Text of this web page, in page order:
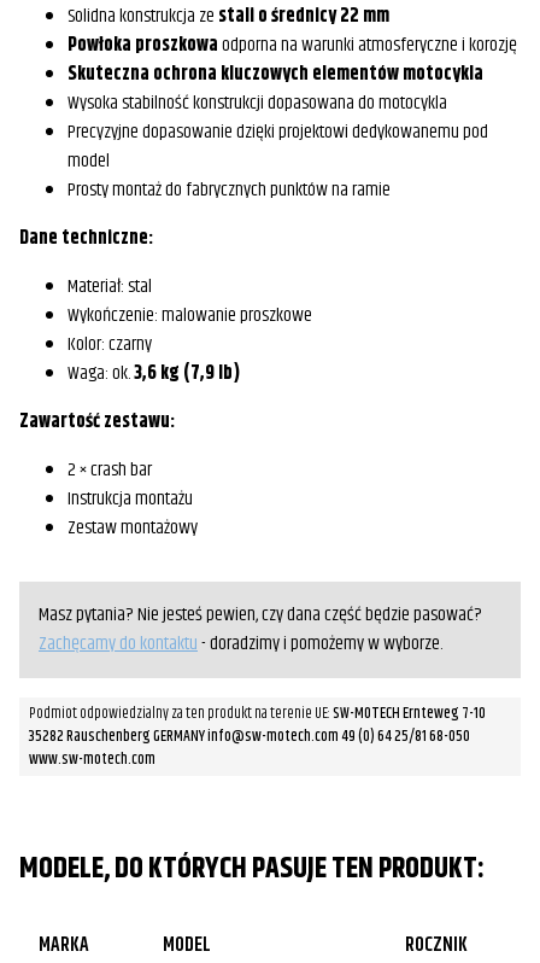
Solidna konstrukcja ze stali o średnicy 22 mm
Powłoka proszkowaodporna na warunki atmosferyczne i korozję
Skuteczna ochrona kluczowych elementów motocykla
Wysoka stabilność konstrukcji dopasowana do motocykla
Precyzyjne dopasowanie dzięki projektowi dedykowanemu pod
model
Prosty montaż do fabrycznych punktów na ramie
Dane techniczne:
Materiał: stal
Wykończenie: malowanie proszkowe
Kolor: czarny
Waga: ok.3,6 kg (7,9 lb)
Zawartość zestawu:
2 × crash bar
Instrukcja montażu
Zestaw montażowy
Masz pytania? Nie jesteś pewien, czy dana część będzie pasować?
Zachęcamy do kontaktu- doradzimy i pomożemy w wyborze.
Podmiot odpowiedzialny za ten produkt na terenie UE:SW-MOTECH Ernteweg 7-10
35282 Rauschenberg GERMANY info@sw-motech.com 49 (0) 64 25/81 68-050
www.sw-motech.com
MODELE, DO KTÓRYCH PASUJE TEN PRODUKT:
MARKA MODEL
ROCZNIK